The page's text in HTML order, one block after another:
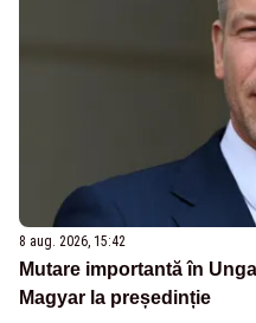
8 aug. 2026, 15:42
Mutare importantă în
Magyar la președinție